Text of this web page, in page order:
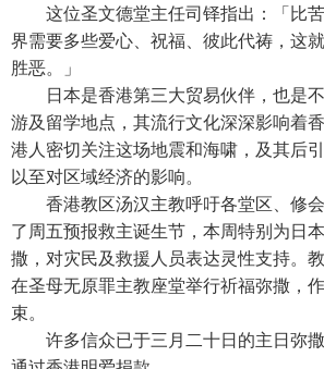
这位圣文德堂主任司铎指出：「比
界需要多些爱心、祝福、彼此代祷，这
胜恶。」
日本是香港第三大贸易伙伴，也是
游及留学地点，其流行文化深深影响着
港人密切关注这场地震和海啸，及其后
以至对区域经济的影响。
香港教区汤汉主教呼吁各堂区、修
了周五预报救主诞生节，本周特别为日
撒，对灾民及救援人员表达灵性支持。
在圣母无原罪主教座堂举行祈福弥撒，
束。
许多信众已于三月二十日的主日弥